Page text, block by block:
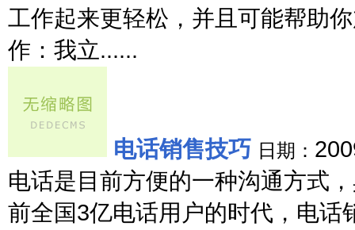
工作起来更轻松，并且可能帮助
作：我立......
电话销售技巧 日期：
电话是目前方便的一种沟通方式
前全国3亿电话用户的时代，电